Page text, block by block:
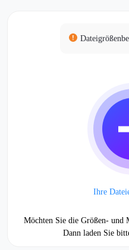
Ihre
Möchten Sie die Größen- und
Dann laden Sie